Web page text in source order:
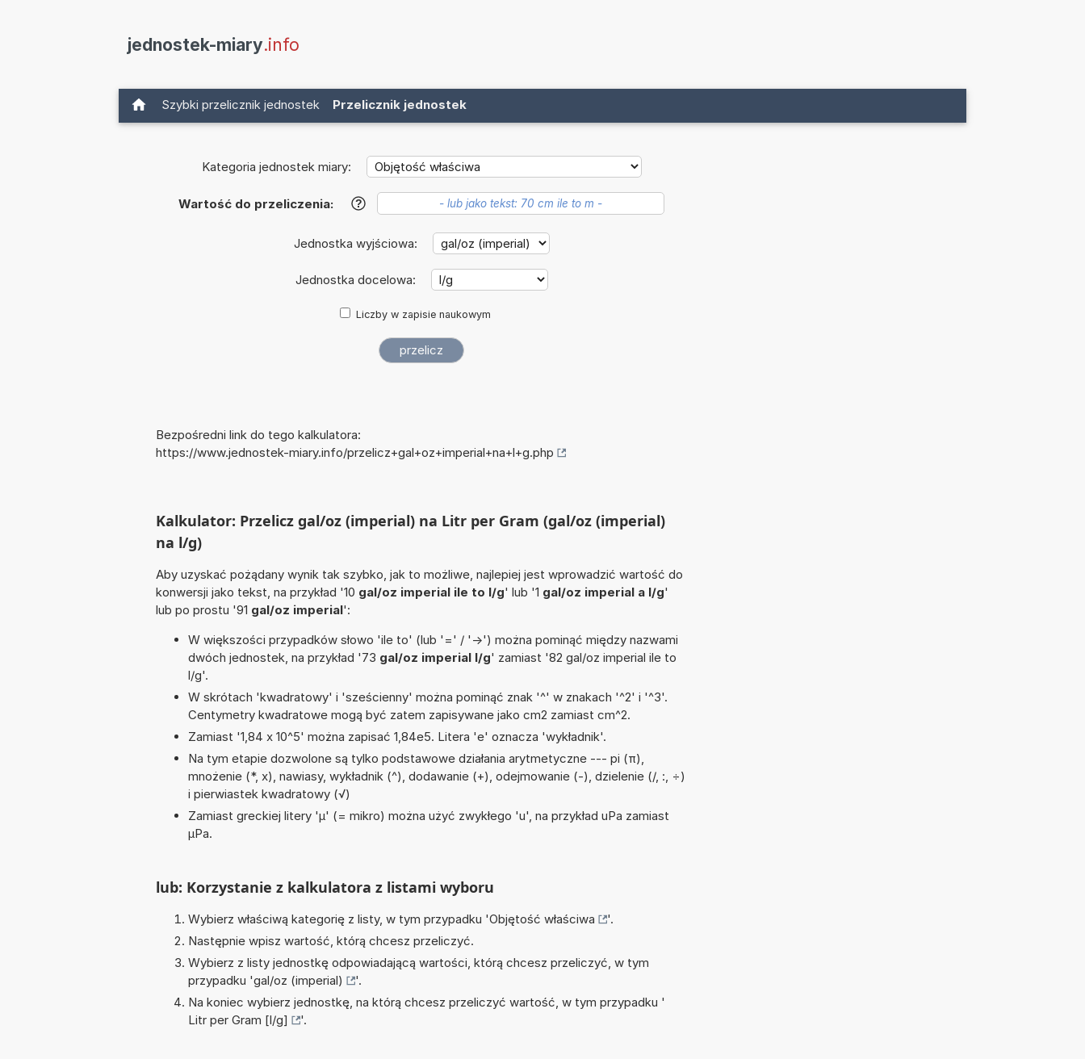
jednostek-miary.info
Szybki przelicznik jednostek Przelicznik jednostek
Kategoria jednostek miary:
Wartość do przeliczenia: ?
Jednostka wyjściowa:
Jednostka docelowa:
Liczby w zapisie naukowym
Bezpośredni link do tego kalkulatora:
https://www.jednostek-miary.info/przelicz+gal+oz+imperial+na+l+g.php
Kalkulator: Przelicz gal/oz (imperial) na Litr per Gram (gal/oz (imperial)
na l/g)
Aby uzyskać pożądany wynik tak szybko, jak to możliwe, najlepiej jest wprowadzić wartość do
konwersji jako tekst, na przykład '10 gal/oz imperial ile to l/g' lub '1 gal/oz imperial a l/g'
lub po prostu '91 gal/oz imperial':
W większości przypadków słowo 'ile to' (lub '=' / '->') można pominąć między nazwami
dwóch jednostek, na przykład '73 gal/oz imperial l/g' zamiast '82 gal/oz imperial ile to
l/g'.
W skrótach 'kwadratowy' i 'sześcienny' można pominąć znak '^' w znakach '^2' i '^3'.
Centymetry kwadratowe mogą być zatem zapisywane jako cm2 zamiast cm^2.
Zamiast '1,84 x 10^5' można zapisać 1,84e5. Litera 'e' oznacza 'wykładnik'.
Na tym etapie dozwolone są tylko podstawowe działania arytmetyczne --- pi (π),
mnożenie (*, x), nawiasy, wykładnik (^), dodawanie (+), odejmowanie (-), dzielenie (/, :, ÷)
i pierwiastek kwadratowy (√)
Zamiast greckiej litery 'µ' (= mikro) można użyć zwykłego 'u', na przykład uPa zamiast
µPa.
lub: Korzystanie z kalkulatora z listami wyboru
Wybierz właściwą kategorię z listy, w tym przypadku 'Objętość właściwa
'.
Następnie wpisz wartość, którą chcesz przeliczyć.
Wybierz z listy jednostkę odpowiadającą wartości, którą chcesz przeliczyć, w tym
przypadku 'gal/oz (imperial)
'.
Na koniec wybierz jednostkę, na którą chcesz przeliczyć wartość, w tym przypadku '
Litr per Gram [l/g]
'.